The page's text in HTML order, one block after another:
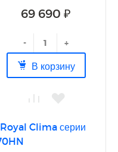
69 690 ₽
- +
В корзину
Royal Clima серии